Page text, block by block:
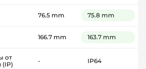
76.5 mm 75.8 mm
166.7 mm 163.7 mm
от
(IP)
- IP64